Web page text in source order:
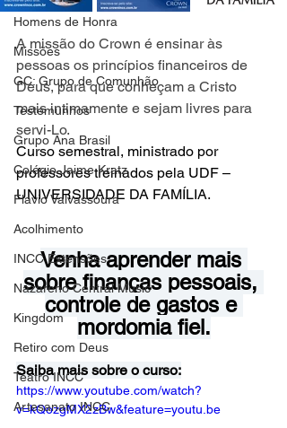
Homens de Honra
Missões
GC: Grupo de Comunhão
Testemunhos
Grupo Ana Brasil
Colégio Jaime Kratz
Flavio Valvassoura
Acolhimento
INCC Extensões
Nazareno Central Music
Kingdom
Retiro com Deus
Teatro INCC
Artesanato INCC
A missão do Crown é ensinar às
pessoas os princípios financeiros de
Deus, para que conheçam a Cristo
mais intimamente e sejam livres para
servi-Lo.
Curso semestral, ministrado por
professores treinados pela UDF –
UNIVERSIDADE DA FAMÍLIA.
Venha aprender mais
sobre finanças pessoais,
controle de gastos e
mordomia fiel.
Saiba mais sobre o curso:
https://www.youtube.com/watch?
v=kQozgMX2zBw&feature=youtu.be